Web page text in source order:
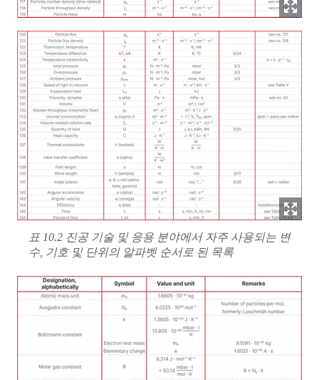
표 10.2 진공 기술 및 응용 분야에서 자주 사용되는 변
수, 기호 및 단위의 알파벳 순서로 된 목록